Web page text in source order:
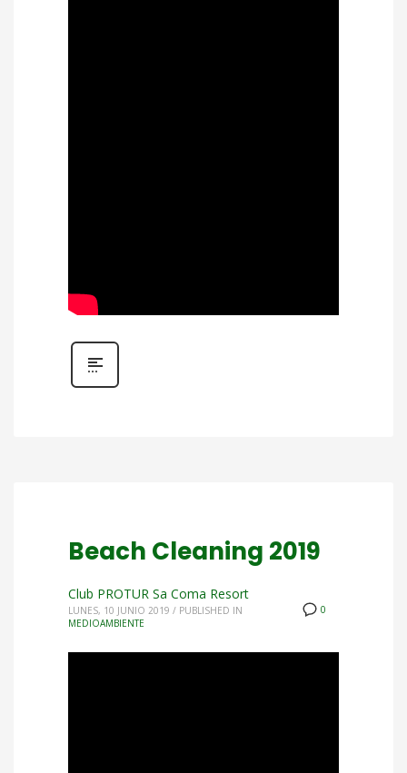
Beach Cleaning 2019
0
Club PROTUR Sa Coma Resort
LUNES, 10 JUNIO 2019 / PUBLISHED IN
MEDIOAMBIENTE